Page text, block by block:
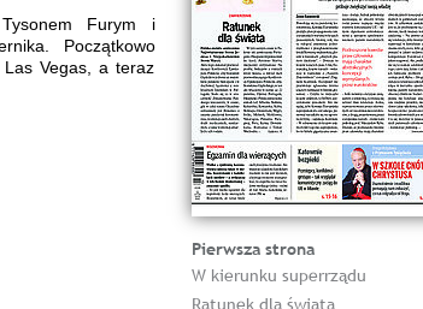
Furym i
Początkowo
Vegas, a teraz
Pierwsza strona
W kierunku superrządu
Ratunek dla świata